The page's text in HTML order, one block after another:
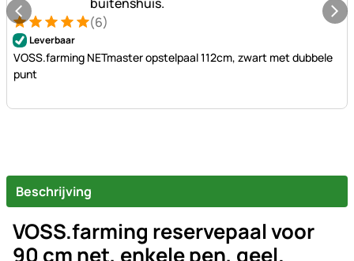
Beoordeling: 5 van 5 (6 beoordelingen)
6 Bewertungen
(6)
Leverbaar
VOSS.farming NETmaster opstelpaal 112cm, zwart met dubbele
punt
Beschrijving
VOSS.farming reservepaal voor
90 cm net, enkele pen, geel.